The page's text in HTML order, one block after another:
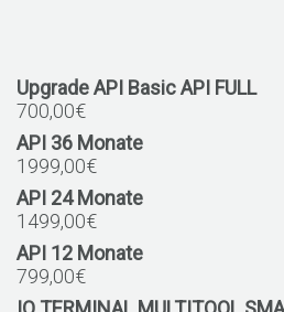
Upgrade API Basic API FULL
700,00€
API 36 Monate
1999,00€
API 24 Monate
1499,00€
API 12 Monate
799,00€